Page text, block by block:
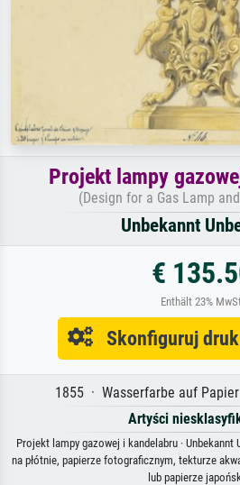
Projekt lampy
(Design for a Gas Lamp
Unbekannt
€
Enthält 23%
Skonfiguruj
1855 · Wasserfarbe auf
Artyści
Projekt lampy gazowej i kandelabru · Unbekannt
na płótnie, papierze fotograficznym, tekturze
lub papierze